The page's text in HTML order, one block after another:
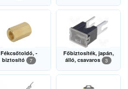
Fékcsőtoldó, -
biztosító
7
Főbiztosíték, japán,
álló, csavaros
3